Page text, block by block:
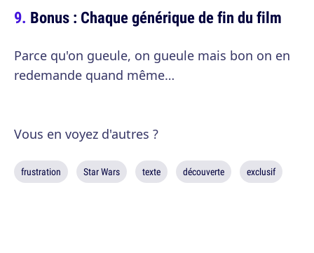
Bonus : Chaque générique de fin du film
Parce qu'on gueule, on gueule mais bon on en
redemande quand même…
Vous en voyez d'autres ?
frustration Star Wars texte découverte exclusif